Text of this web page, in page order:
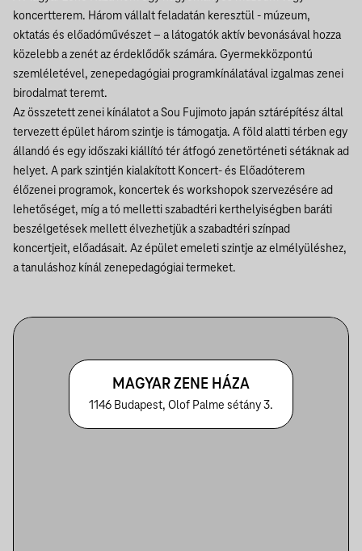
koncertterem. Három vállalt feladatán keresztül - múzeum,
oktatás és előadóművészet – a látogatók aktív bevonásával hozza
közelebb a zenét az érdeklődők számára. Gyermekközpontú
szemléletével, zenepedagógiai programkínálatával izgalmas zenei
birodalmat teremt.
Az összetett zenei kínálatot a Sou Fujimoto japán sztárépítész által
tervezett épület három szintje is támogatja. A föld alatti térben egy
állandó és egy időszaki kiállító tér átfogó zenetörténeti sétáknak ad
helyet. A park szintjén kialakított Koncert- és Előadóterem
élőzenei programok, koncertek és workshopok szervezésére ad
lehetőséget, míg a tó melletti szabadtéri kerthelyiségben baráti
beszélgetések mellett élvezhetjük a szabadtéri színpad
koncertjeit, előadásait. Az épület emeleti szintje az elmélyüléshez,
a tanuláshoz kínál zenepedagógiai termeket.
MAGYAR ZENE HÁZA
1146 Budapest, Olof Palme sétány 3.